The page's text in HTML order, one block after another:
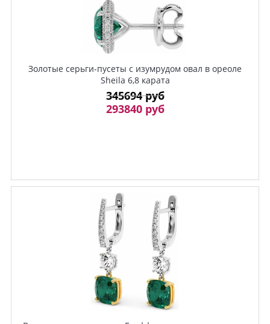
Золотые серьги-пусеты с изумрудом овал в ореоле
Sheila 6,8 карата
345694 руб
293840 руб